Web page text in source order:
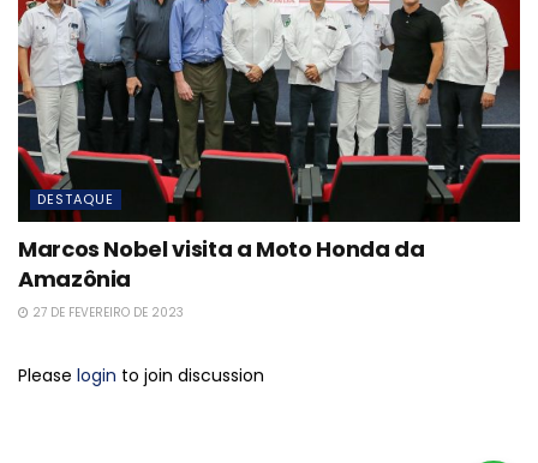
DESTAQUE
Marcos Nobel visita a Moto Honda da
Amazônia
27 DE FEVEREIRO DE 2023
Please login to join discussion